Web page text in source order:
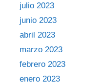
julio 2023
junio 2023
abril 2023
marzo 2023
febrero 2023
enero 2023